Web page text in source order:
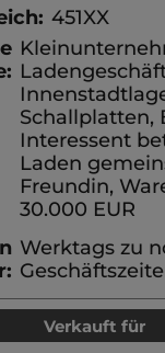
451XX
Schallplatten,
Interessent
Laden
Freundin,
30.000 EUR
Werktags zu
Verkauft für